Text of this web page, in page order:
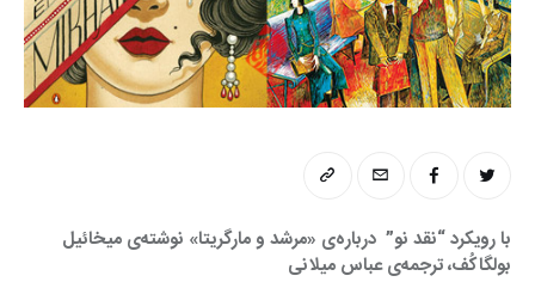
با رویکرد “نقد نو”  درباره‌ی «مرشد و مارگریتا» نوشته‌ی میخائیل
بولگاکُف، ترجمه‌ی عباس میلانی